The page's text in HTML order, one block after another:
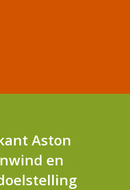
Aston
en